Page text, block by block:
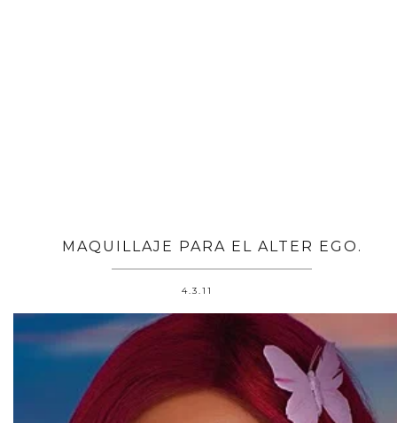
MAQUILLAJE PARA EL ALTER EGO.
4.3.11